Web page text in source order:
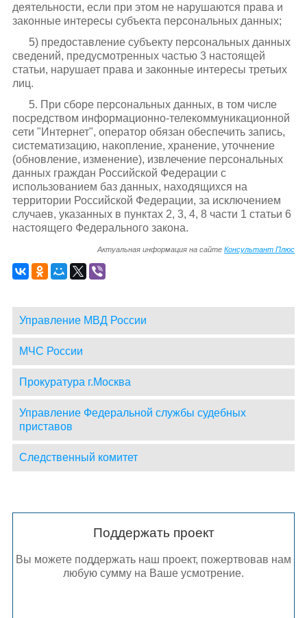
деятельности, если при этом не нарушаются права и
законные интересы субъекта персональных данных;
5) предоставление субъекту персональных данных
сведений, предусмотренных частью 3 настоящей
статьи, нарушает права и законные интересы третьих
лиц.
5. При сборе персональных данных, в том числе
посредством информационно-телекоммуникационной
сети "Интернет", оператор обязан обеспечить запись,
систематизацию, накопление, хранение, уточнение
(обновление, изменение), извлечение персональных
данных граждан Российской Федерации с
использованием баз данных, находящихся на
территории Российской Федерации, за исключением
случаев, указанных в пунктах 2, 3, 4, 8 части 1 статьи 6
настоящего Федерального закона.
Актуальная информация на сайтеКонсультант Плюс
Управление МВД России
МЧС России
Прокуратура г.Москва
Управление Федеральной службы судебных
приставов
Следственный комитет
Поддержать проект
Вы можете поддержать наш проект, пожертвовав нам
любую сумму на Ваше усмотрение.